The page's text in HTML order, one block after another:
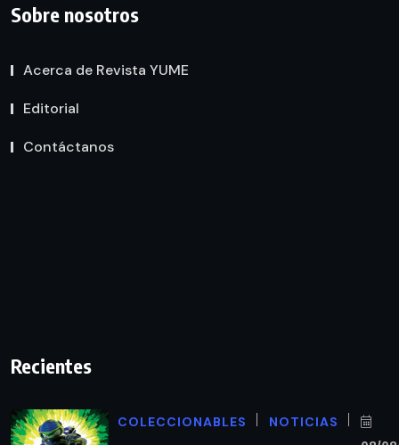
Sobre nosotros
Acerca de Revista YUME
Editorial
Contáctanos
Recientes
COLECCIONABLES NOTICIAS